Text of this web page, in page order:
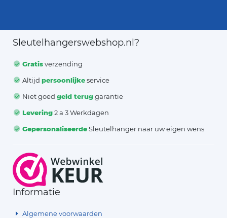
Sleutelhangerswebshop.nl?
Gratisverzending
Altijdpersoonlijkeservice
Niet goedgeld teruggarantie
Levering2 a 3 Werkdagen
GepersonaliseerdeSleutelhanger naar uw eigen wens
Informatie
Algemene voorwaarden